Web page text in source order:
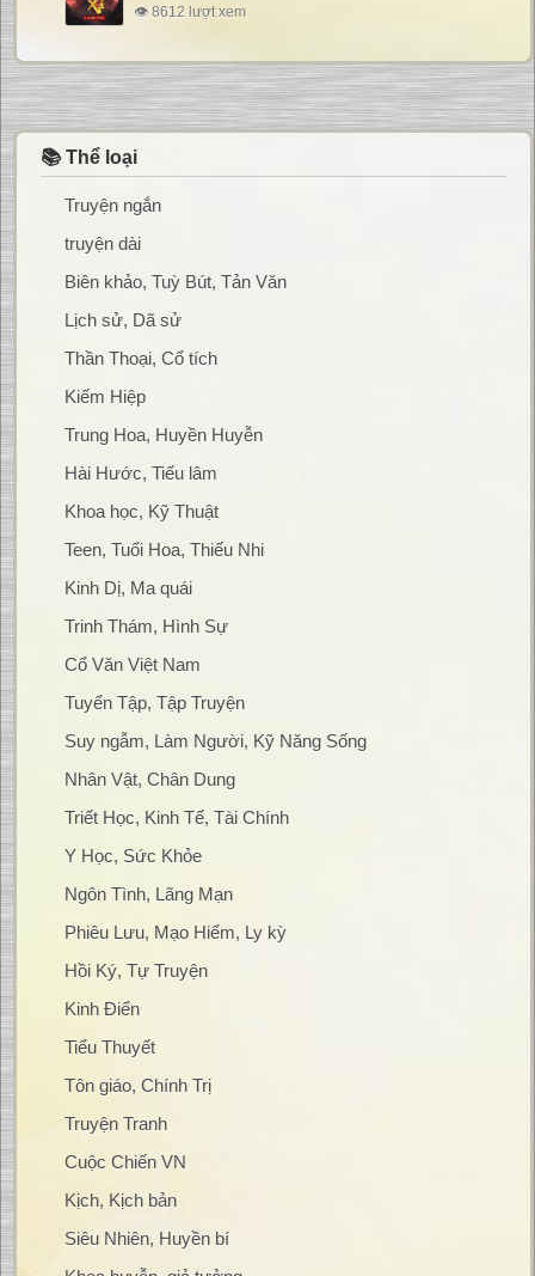
👁 8612 lượt xem
📚 Thể loại
Truyện ngắn
truyện dài
Biên khảo, Tuỳ Bút, Tản Văn
Lịch sử, Dã sử
Thần Thoại, Cổ tích
Kiếm Hiệp
Trung Hoa, Huyền Huyễn
Hài Hước, Tiếu lâm
Khoa học, Kỹ Thuật
Teen, Tuổi Hoa, Thiếu Nhi
Kinh Dị, Ma quái
Trinh Thám, Hình Sự
Cổ Văn Việt Nam
Tuyển Tập, Tập Truyện
Suy ngẫm, Làm Người, Kỹ Năng Sống
Nhân Vật, Chân Dung
Triết Học, Kinh Tế, Tài Chính
Y Học, Sức Khỏe
Ngôn Tình, Lãng Mạn
Phiêu Lưu, Mạo Hiểm, Ly kỳ
Hồi Ký, Tự Truyện
Kinh Điển
Tiểu Thuyết
Tôn giáo, Chính Trị
Truyện Tranh
Cuộc Chiến VN
Kịch, Kịch bản
Siêu Nhiên, Huyền bí